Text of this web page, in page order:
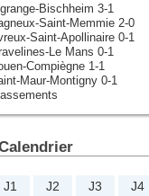
Bischheim 3-1
Saint-Memmie 2-0
Saint-Apollinaire 0-1
Le Mans 0-1
Compiègne 1-1
Maur-Montigny 0-1
J1 J2 J3
J4